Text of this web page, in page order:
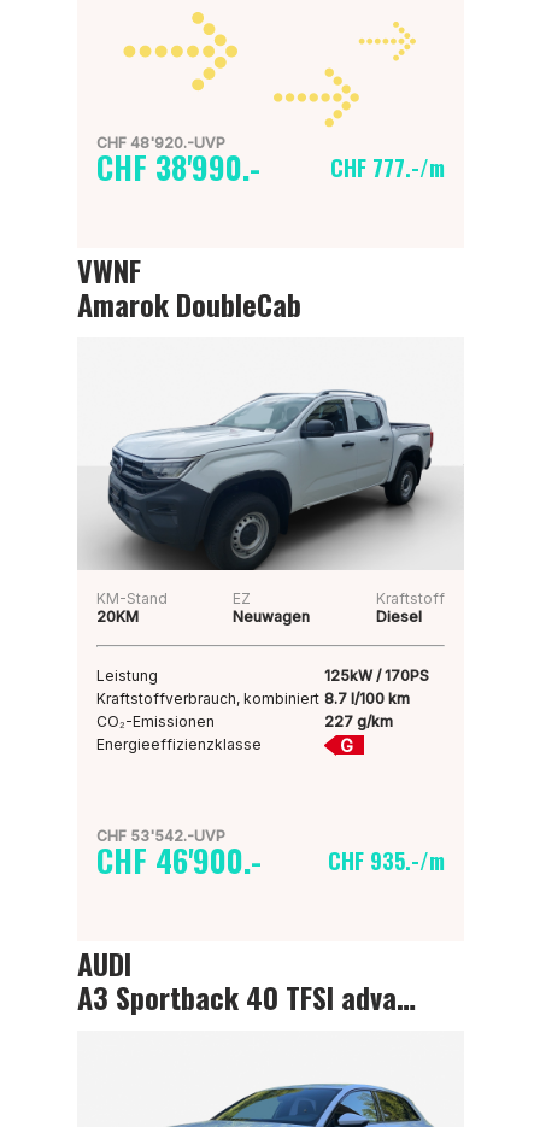
CHF 48'920.-UVP
CHF 38'990.- CHF 777.-/m
VWNF
Amarok DoubleCab
KM-Stand
20KM
EZ
Neuwagen
Kraftstoff
Diesel
Leistung
125kW / 170PS
Kraftstoffverbrauch, kombiniert 8.7 l/100 km
CO₂-Emissionen
227 g/km
Energieeffizienzklasse
G
CHF 53'542.-UVP
CHF 46'900.- CHF 935.-/m
AUDI
A3 Sportback 40 TFSI advanced